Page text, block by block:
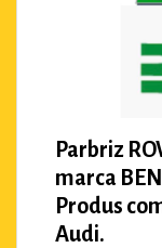
Parbriz
marca
Produs
Audi.